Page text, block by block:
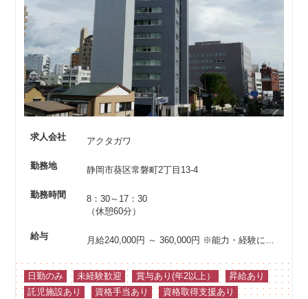
求人会社 アクタガワ
勤務地 静岡市葵区常磐町2丁目13-4
勤務時間
8：30～17：30
（休憩60分）
給与 月給240,000円 ～ 360,000円 ※能力・経験により優遇
日勤のみ 未経験歓迎 賞与あり(年2以上）
昇給あり
託児施設あり
資格手当あり
資格取得支援あり